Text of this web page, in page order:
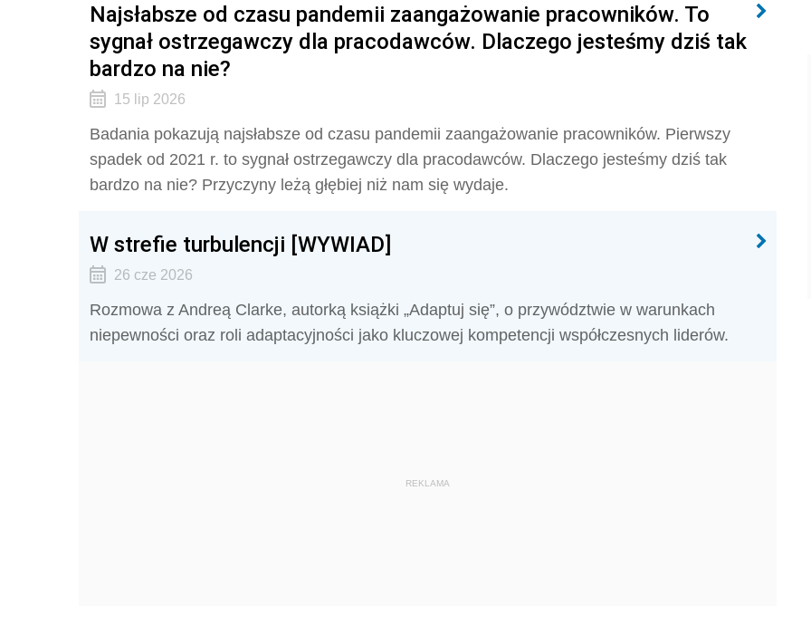
Najsłabsze od czasu pandemii zaangażowanie pracowników. To
sygnał ostrzegawczy dla pracodawców. Dlaczego jesteśmy dziś tak
bardzo na nie?
15 lip 2026
Badania pokazują najsłabsze od czasu pandemii zaangażowanie pracowników. Pierwszy
spadek od 2021 r. to sygnał ostrzegawczy dla pracodawców. Dlaczego jesteśmy dziś tak
bardzo na nie? Przyczyny leżą głębiej niż nam się wydaje.
W strefie turbulencji [WYWIAD]
26 cze 2026
Rozmowa z Andreą Clarke, autorką książki „Adaptuj się”, o przywództwie w warunkach
niepewności oraz roli adaptacyjności jako kluczowej kompetencji współczesnych liderów.
REKLAMA